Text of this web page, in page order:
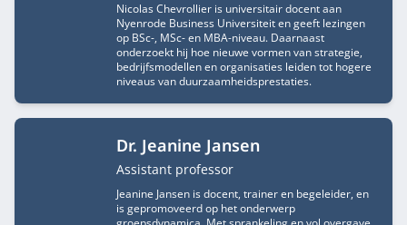
Nicolas Chevrollier is universitair docent aan
Nyenrode Business Universiteit en geeft lezingen
op BSc-, MSc- en MBA-niveau. Daarnaast
onderzoekt hij hoe nieuwe vormen van strategie,
bedrijfsmodellen en organisaties leiden tot hogere
niveaus van duurzaamheidsprestaties.
Dr. Jeanine Jansen
Functietitel
Assistant professor
Jeanine Jansen is docent, trainer en begeleider, en
is gepromoveerd op het onderwerp